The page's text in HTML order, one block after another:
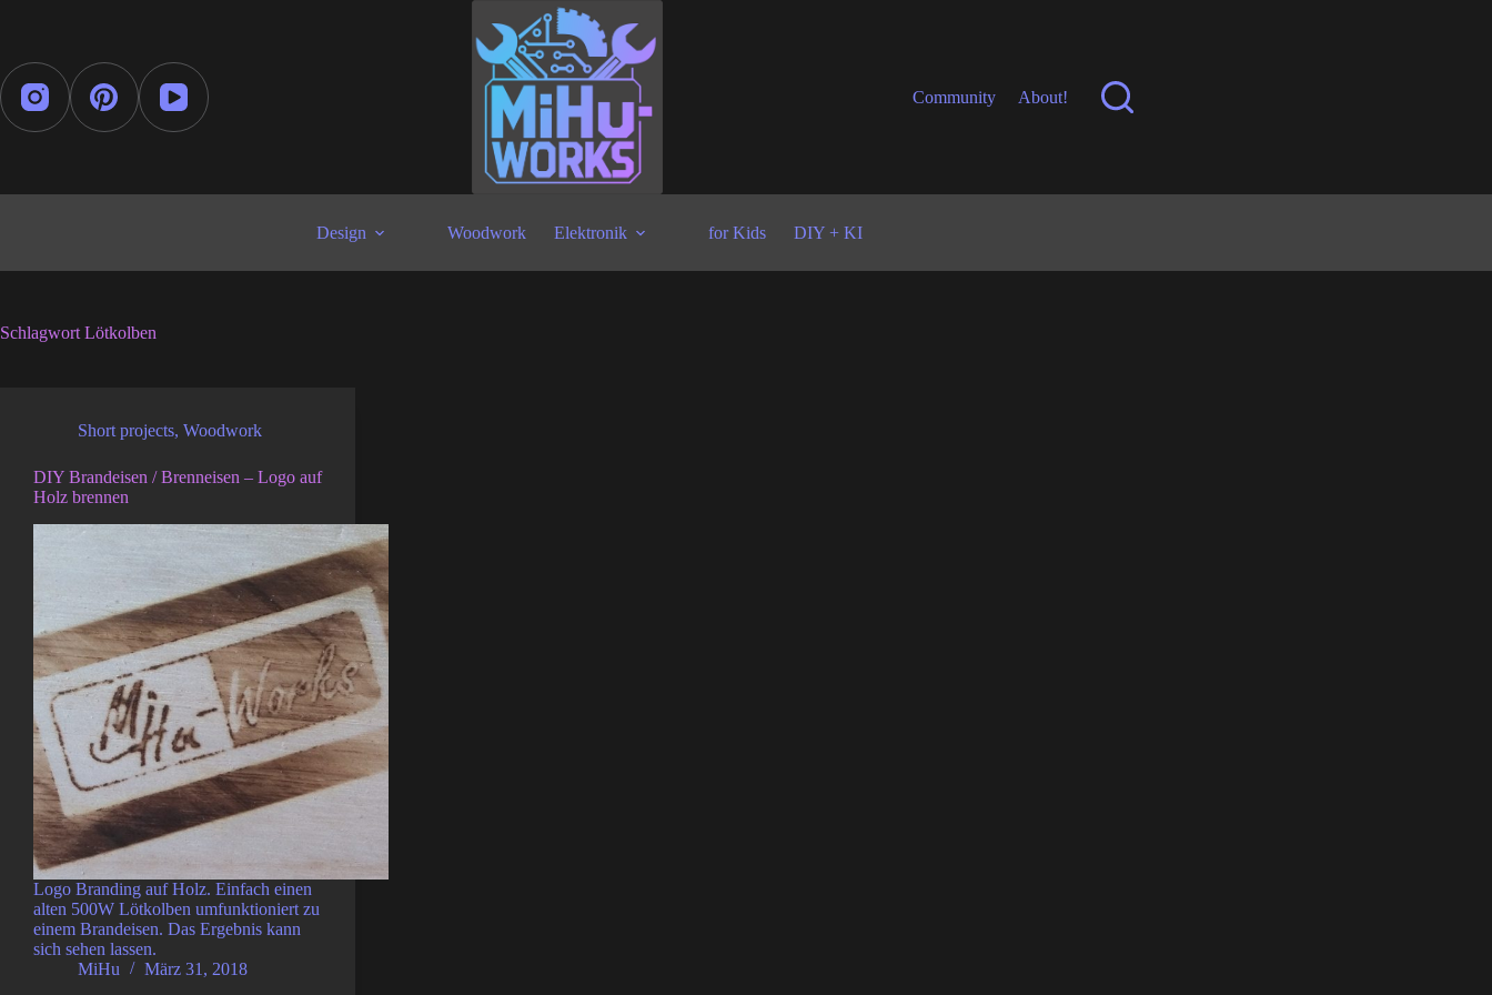
Community About!
Design Woodwork Elektronik for Kids DIY + KI
Schlagwort Lötkolben
Short projects, Woodwork
DIY Brandeisen / Brenneisen – Logo auf
Holz brennen
Logo Branding auf Holz. Einfach einen
alten 500W Lötkolben umfunktioniert zu
einem Brandeisen. Das Ergebnis kann
sich sehen lassen.
MiHu
März 31, 2018